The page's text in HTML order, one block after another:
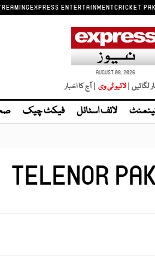
EXPRESS ENTERTAINMENTCRICKET
AUGUST 08, 2026
لگائیں | | آج کا اخبار
لائف اسٹائل فیکٹ چیک
TELENOR